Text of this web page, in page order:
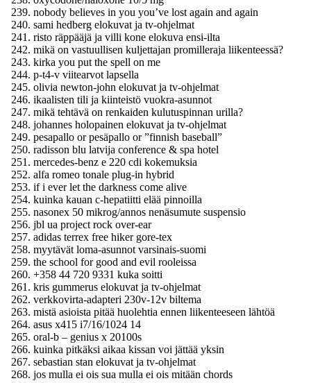
nobody believes in you you’ve lost again and again
sami hedberg elokuvat ja tv-ohjelmat
risto räppääjä ja villi kone elokuva ensi-ilta
mikä on vastuullisen kuljettajan promilleraja liikenteessä?
kirka you put the spell on me
p-t4-v viitearvot lapsella
olivia newton-john elokuvat ja tv-ohjelmat
ikaalisten tili ja kiinteistö vuokra-asunnot
mikä tehtävä on renkaiden kulutuspinnan urilla?
johannes holopainen elokuvat ja tv-ohjelmat
pesapallo or pesäpallo or ”finnish baseball”
radisson blu latvija conference & spa hotel
mercedes-benz e 220 cdi kokemuksia
alfa romeo tonale plug-in hybrid
if i ever let the darkness come alive
kuinka kauan c-hepatiitti elää pinnoilla
nasonex 50 mikrog/annos nenäsumute suspensio
jbl ua project rock over-ear
adidas terrex free hiker gore-tex
myytävät loma-asunnot varsinais-suomi
the school for good and evil rooleissa
+358 44 720 9331 kuka soitti
kris gummerus elokuvat ja tv-ohjelmat
verkkovirta-adapteri 230v-12v biltema
mistä asioista pitää huolehtia ennen liikenteeseen lähtöä
asus x415 i7/16/1024 14
oral-b – genius x 20100s
kuinka pitkäksi aikaa kissan voi jättää yksin
sebastian stan elokuvat ja tv-ohjelmat
jos mulla ei ois sua mulla ei ois mitään chords